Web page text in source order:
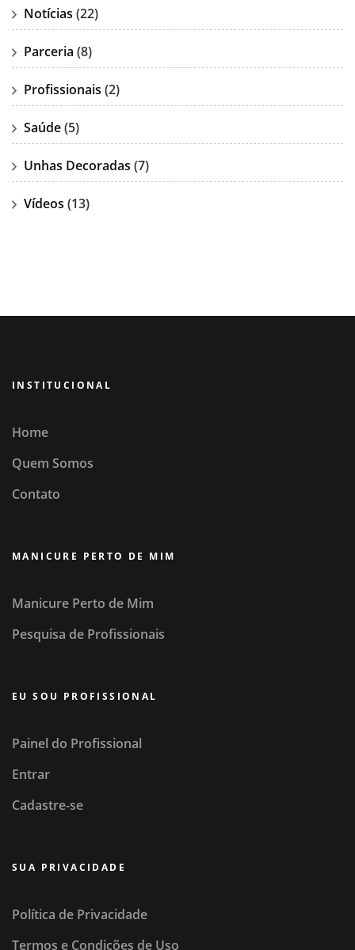
Notícias (22)
Parceria (8)
Profissionais (2)
Saúde(5)
Unhas Decoradas (7)
Vídeos (13)
INSTITUCIONAL
Home
Quem Somos
Contato
MANICURE PERTO DE MIM
Manicure Perto de Mim
Pesquisa de Profissionais
EU SOU PROFISSIONAL
Painel do Profissional
Entrar
Cadastre-se
SUA PRIVACIDADE
Política de Privacidade
Termos e Condições de Uso